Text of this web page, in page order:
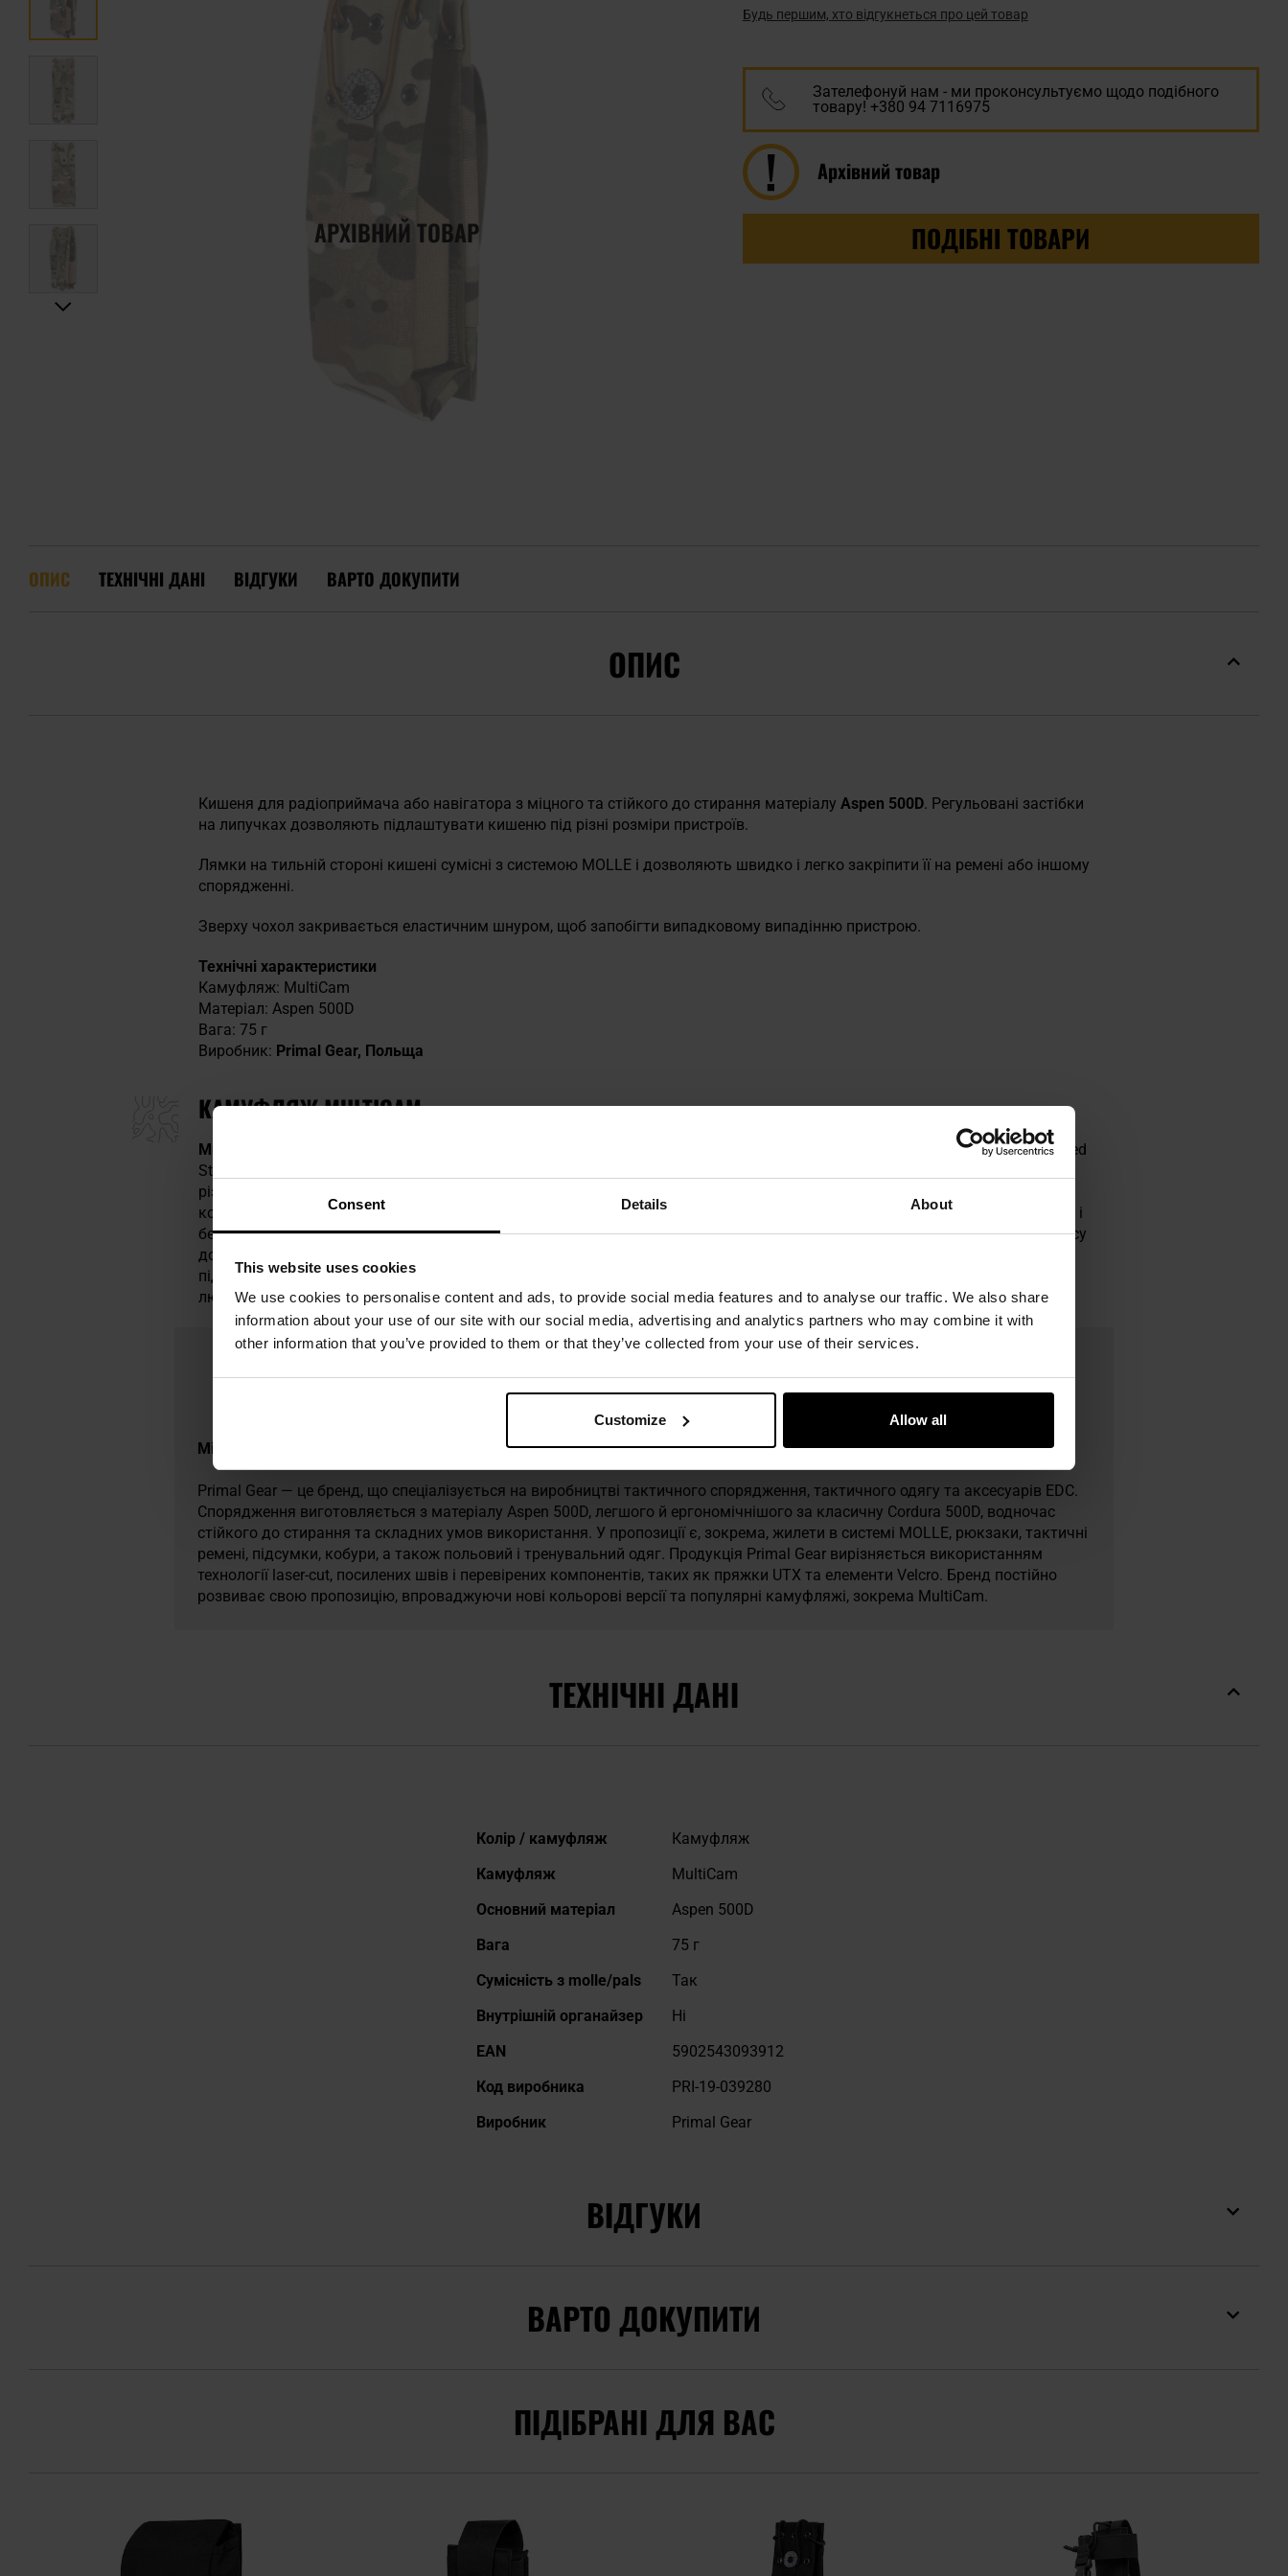
Consent Details About
This website uses cookies
We use cookies to personalise content and ads, to provide social media features and to analyse our traffic. We also share
information about your use of our site with our social media, advertising and analytics partners who may combine it with
other information that you’ve provided to them or that they’ve collected from your use of their services.
Customize Allow all
АРХІВНИЙ ТОВАР
Будь першим, хто відгукнеться про цей товар
Зателефонуй нам - ми проконсультуємо щодо подібного
товару! +380 94 7116975
Архівний товар
ПОДІБНІ ТОВАРИ
ОПИС ТЕХНІЧНІ ДАНІ ВІДГУКИ ВАРТО ДОКУПИТИ
ОПИС
Кишеня для радіоприймача або навігатора з міцного та стійкого до стирання матеріалу Aspen 500D. Регульовані застібки
на липучках дозволяють підлаштувати кишеню під різні розміри пристроїв.
Лямки на тильній стороні кишені сумісні з системою MOLLE і дозволяють швидко і легко закріпити її на ремені або іншому
спорядженні.
Зверху чохол закривається еластичним шнуром, щоб запобігти випадковому випадінню пристрою.
Технічні характеристики
Камуфляж: MultiCam
Матеріал: Aspen 500D
Вага: 75 г
Виробник: Primal Gear, Польща
КАМУФЛЯЖ MULTICAM
MultiCam
- це сучасний камуфляжний візерунок, розроблений американською компанією Crye Precision у співпраці з United
States Army Soldier Systems Center. Метою було створення універсального камуфляжного візерунка, ефективного на
різноманітній місцевості та в мінливих умовах навколишнього середовища. Завдяки продуманому поєднанню семи
кольорів візерунок динамічно адаптується до фону, набуваючи відтінків зеленого в лісистій місцевості або коричневого і
бежевого в пустельних районах. Ця адаптивність дозволяє користувачеві залишатися менш помітним незалежно від часу
доби.
підрозділами. Цей візерунок також доступний для цивільних користувачів, що робить його популярним вибором серед
любителів військової справи та страйкболу.
Militaria.pl є преміум-дилером бренду Primal Gear.
Primal Gear — це бренд, що спеціалізується на виробництві тактичного спорядження, тактичного одягу та аксесуарів EDC.
Спорядження виготовляється з матеріалу Aspen 500D, легшого й ергономічнішого за класичну Cordura 500D, водночас
стійкого до стирання та складних умов використання. У пропозиції є, зокрема, жилети в системі MOLLE, рюкзаки, тактичні
ремені, підсумки, кобури, а також польовий і тренувальний одяг. Продукція Primal Gear вирізняється використанням
технології laser-cut, посилених швів і перевірених компонентів, таких як пряжки UTX та елементи Velcro. Бренд постійно
розвиває свою пропозицію, впроваджуючи нові кольорові версії та популярні камуфляжі, зокрема MultiCam.
ТЕХНІЧНІ ДАНІ
Докладніше
Колір / камуфляж
Камуфляж
Камуфляж
MultiCam
Основний матеріал
Aspen 500D
Вага
75 г
Сумісність з molle/pals
Так
Внутрішній органайзер
Ні
EAN
5902543093912
Код виробника
PRI-19-039280
Виробник
Primal Gear
ВІДГУКИ
ВАРТО ДОКУПИТИ
ПІДІБРАНІ ДЛЯ ВАС